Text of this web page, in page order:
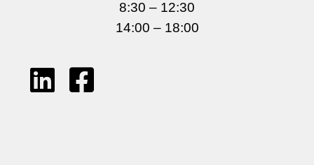
8:30 – 12:30
14:00 – 18:00